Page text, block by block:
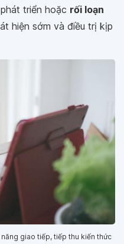
triển hoặc rối loạn
hiện sớm và điều trị kịp
giao tiếp, tiếp thu kiến thức